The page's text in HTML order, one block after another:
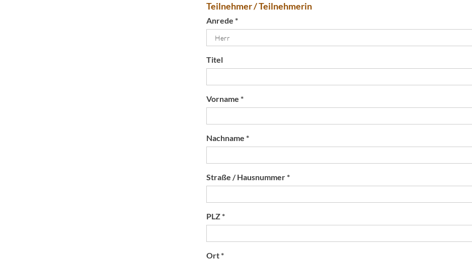
Teilnehmer / Teilnehmerin
Anrede *
Titel
Vorname *
Nachname *
Straße / Hausnummer *
PLZ *
Ort *